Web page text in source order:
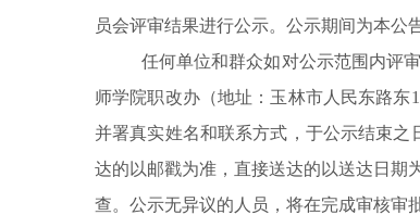
员会评审结果进行公示。公示期间为本公
任何单位和群众如对公示范围内评
师学院职改办（地址：玉林市人民东路东
并署真实姓名和联系方式，于公示结束之
达的以邮戳为准，直接送达的以送达日期
查。公示无异议的人员，将在完成审核审